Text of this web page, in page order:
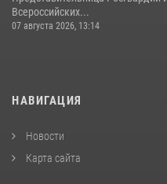
Всероссийских...
07 августа 2026, 13:14
НАВИГАЦИЯ
Новости
Карта сайта